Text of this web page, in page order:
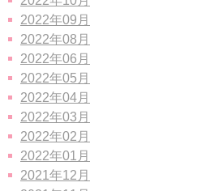
2022年09月
2022年08月
2022年06月
2022年05月
2022年04月
2022年03月
2022年02月
2022年01月
2021年12月